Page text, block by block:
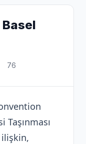
76
Taşınması
ilişkin,